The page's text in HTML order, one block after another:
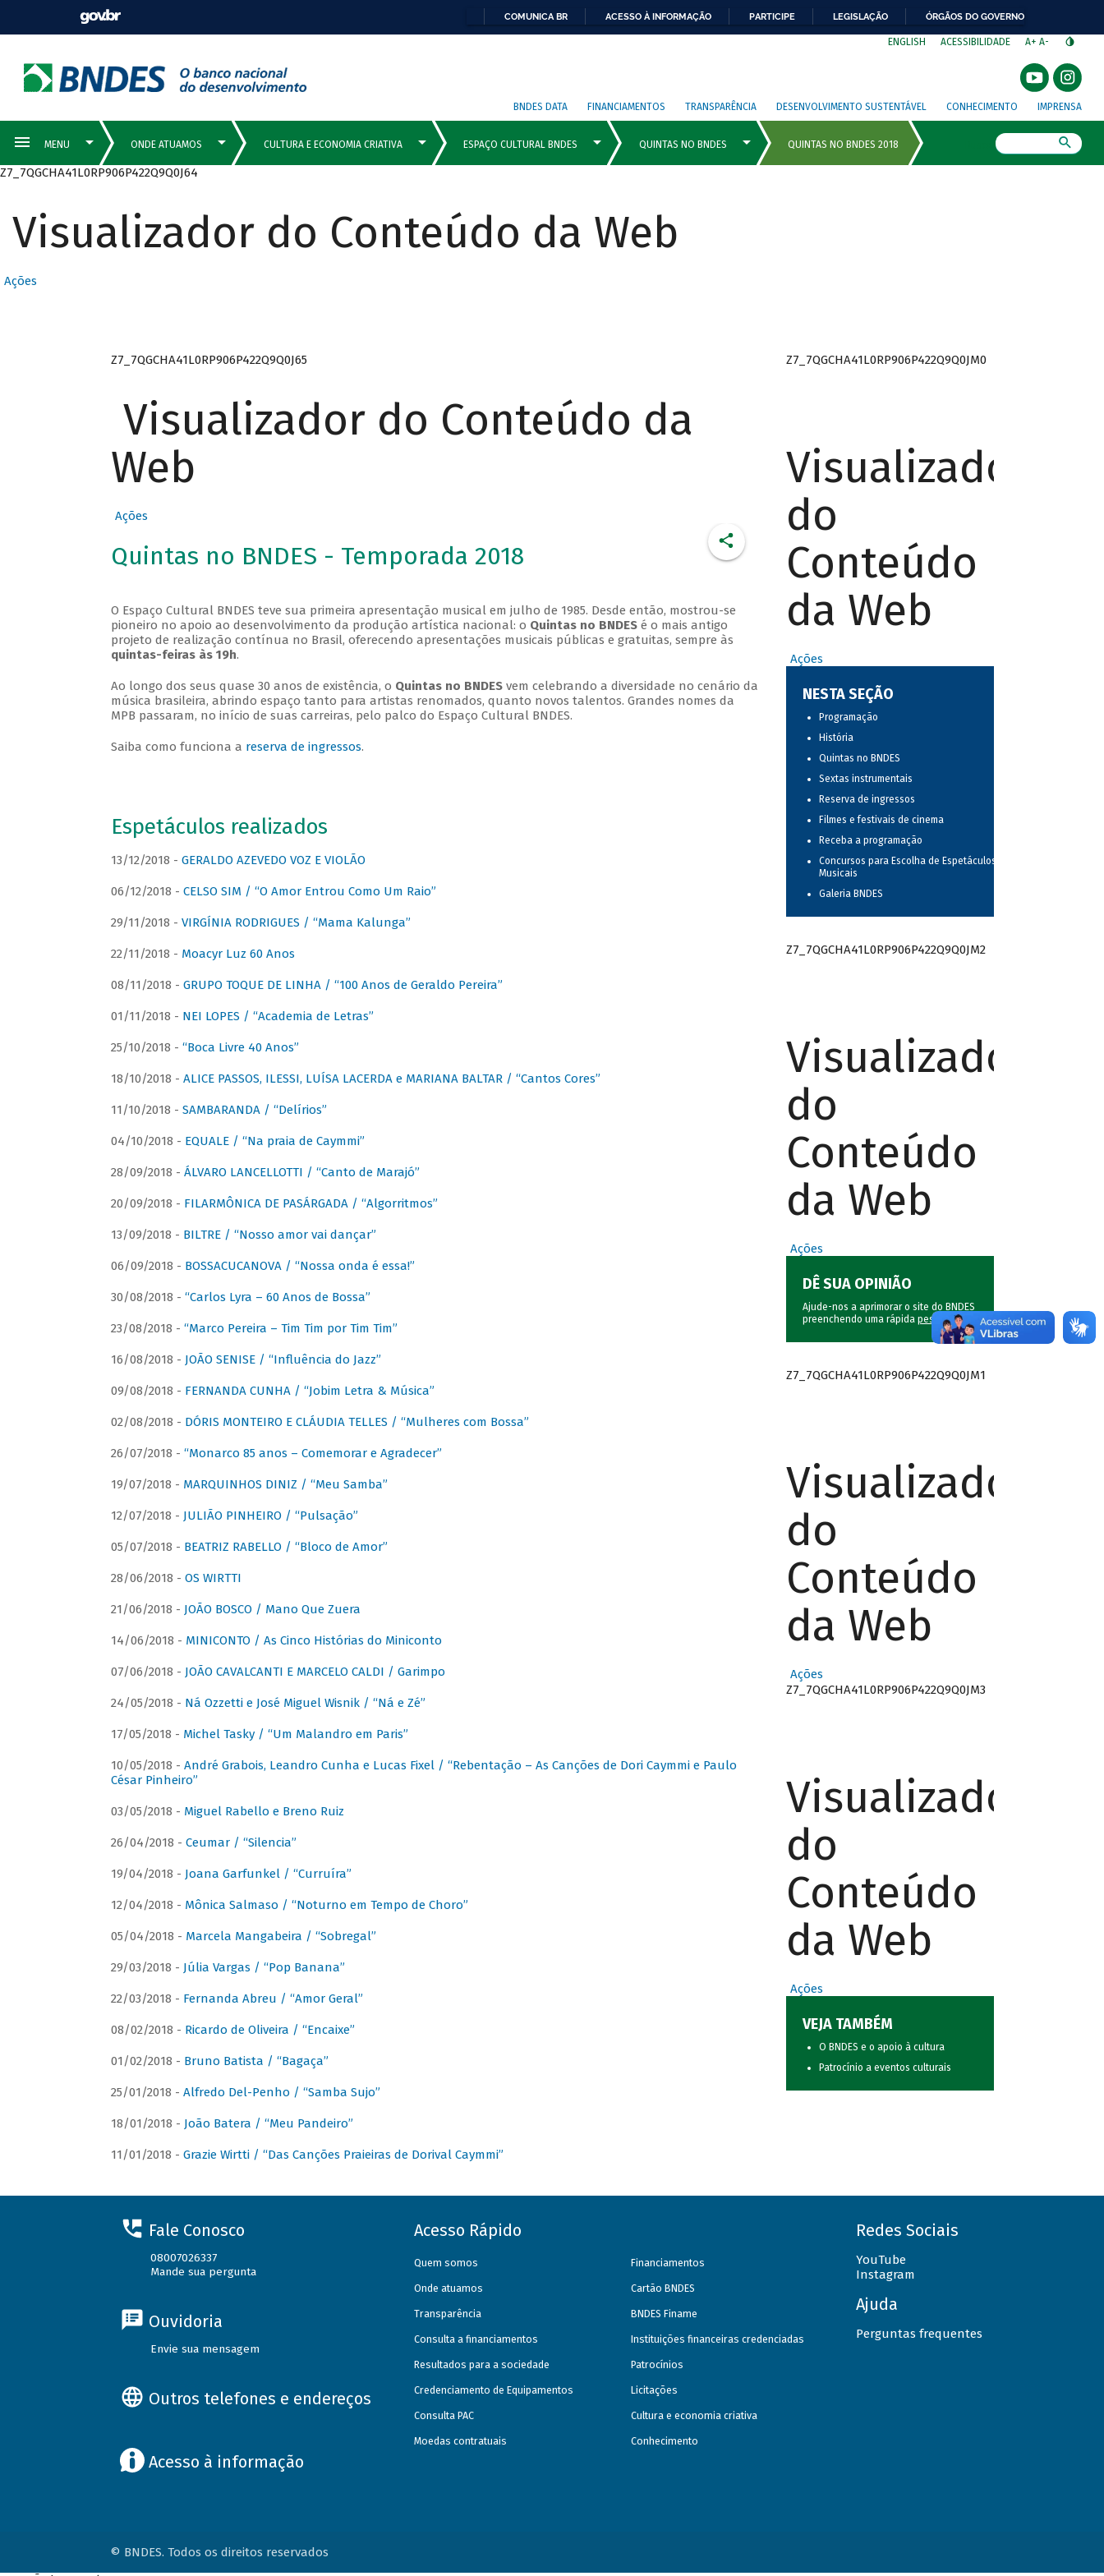
COMUNICA BR ACESSO À INFORMAÇÃO PARTICIPE LEGISLAÇÃO ÓRGÃOS DO GOVERNO
ENGLISH ACESSIBILIDADE A+ A-
BNDES DATA FINANCIAMENTOS TRANSPARÊNCIA DESENVOLVIMENTO SUSTENTÁVEL CONHECIMENTO IMPRENSA
Z7_7QGCHA41L0RP906P422Q9Q0J64
Visualizador do Conteúdo da Web
Ações
Z7_7QGCHA41L0RP906P422Q9Q0J65
Visualizador do Conteúdo da
Web
Ações
Quintas no BNDES - Temporada 2018
O Espaço Cultural BNDES teve sua primeira apresentação musical em julho de 1985. Desde então, mostrou-se
pioneiro no apoio ao desenvolvimento da produção artística nacional: o Quintas no BNDESé o mais antigo
projeto de realização contínua no Brasil, oferecendo apresentações musicais públicas e gratuitas, sempre às
quintas-feiras às 19h.
Ao longo dos seus quase 30 anos de existência, o Quintas no BNDESvem celebrando a diversidade no cenário da
música brasileira, abrindo espaço tanto para artistas renomados, quanto novos talentos. Grandes nomes da
MPB passaram, no início de suas carreiras, pelo palco do Espaço Cultural BNDES.
Saiba como funciona a reserva de ingressos.
Espetáculos realizados
13/12/2018 - GERALDO AZEVEDO VOZ E VIOLÃO
06/12/2018 - CELSO SIM / “O Amor Entrou Como Um Raio”
29/11/2018 - VIRGÍNIA RODRIGUES / “Mama Kalunga”
22/11/2018 - Moacyr Luz 60 Anos
08/11/2018 - GRUPO TOQUE DE LINHA / “100 Anos de Geraldo Pereira”
01/11/2018 - NEI LOPES / “Academia de Letras”
25/10/2018 - “Boca Livre 40 Anos”
18/10/2018 - ALICE PASSOS, ILESSI, LUÍSA LACERDA e MARIANA BALTAR / “Cantos Cores”
11/10/2018 - SAMBARANDA / “Delírios”
04/10/2018 - EQUALE / “Na praia de Caymmi”
28/09/2018 - ÁLVARO LANCELLOTTI / “Canto de Marajó”
20/09/2018 - FILARMÔNICA DE PASÁRGADA / “Algorritmos”
13/09/2018 - BILTRE / “Nosso amor vai dançar”
06/09/2018 - BOSSACUCANOVA / “Nossa onda é essa!”
30/08/2018 - “Carlos Lyra – 60 Anos de Bossa”
23/08/2018 - “Marco Pereira – Tim Tim por Tim Tim”
16/08/2018 - JOÃO SENISE / “Influência do Jazz”
09/08/2018 - FERNANDA CUNHA / “Jobim Letra & Música”
02/08/2018 - DÓRIS MONTEIRO E CLÁUDIA TELLES / “Mulheres com Bossa”
26/07/2018 - “Monarco 85 anos – Comemorar e Agradecer”
19/07/2018 - MARQUINHOS DINIZ / “Meu Samba”
12/07/2018 - JULIÃO PINHEIRO / “Pulsação”
05/07/2018 - BEATRIZ RABELLO / “Bloco de Amor”
28/06/2018 - OS WIRTTI
21/06/2018 - JOÃO BOSCO / Mano Que Zuera
14/06/2018 - MINICONTO / As Cinco Histórias do Miniconto
07/06/2018 - JOÃO CAVALCANTI E MARCELO CALDI / Garimpo
24/05/2018 - Ná Ozzetti e José Miguel Wisnik / “Ná e Zé”
17/05/2018 - Michel Tasky / “Um Malandro em Paris”
10/05/2018 - André Grabois, Leandro Cunha e Lucas Fixel / “Rebentação – As Canções de Dori Caymmi e Paulo
César Pinheiro”
03/05/2018 - Miguel Rabello e Breno Ruiz
26/04/2018 - Ceumar / “Silencia”
19/04/2018 - Joana Garfunkel / “Curruíra”
12/04/2018 - Mônica Salmaso / “Noturno em Tempo de Choro”
05/04/2018 - Marcela Mangabeira / “Sobregal”
29/03/2018 - Júlia Vargas / “Pop Banana”
22/03/2018 - Fernanda Abreu / “Amor Geral”
08/02/2018 - Ricardo de Oliveira / “Encaixe”
01/02/2018 - Bruno Batista / “Bagaça”
25/01/2018 - Alfredo Del-Penho / “Samba Sujo”
18/01/2018 - João Batera / “Meu Pandeiro”
11/01/2018 - Grazie Wirtti / “Das Canções Praieiras de Dorival Caymmi”
Z7_7QGCHA41L0RP906P422Q9Q0JM0
Visualizador
do
Conteúdo
da Web
Ações
NESTA SEÇÃO
Programação
História
Quintas no BNDES
Sextas instrumentais
Reserva de ingressos
Filmes e festivais de cinema
Receba a programação
Concursos para Escolha de Espetáculos
Musicais
Galeria BNDES
Z7_7QGCHA41L0RP906P422Q9Q0JM2
Visualizador
do
Conteúdo
da Web
Ações
DÊ SUA OPINIÃO
Ajude-nos a aprimorar o site do BNDES
preenchendo uma rápida pesquisa.
Z7_7QGCHA41L0RP906P422Q9Q0JM1
Visualizador
do
Conteúdo
da Web
Ações
Z7_7QGCHA41L0RP906P422Q9Q0JM3
Visualizador
do
Conteúdo
da Web
Ações
VEJA TAMBÉM
O BNDES e o apoio à cultura
Patrocínio a eventos culturais
Fale Conosco
08007026337
Mande sua pergunta
Ouvidoria
Envie sua mensagem
Outros telefones e endereços
Acesso à informação
Acesso Rápido
Quem somos
Onde atuamos
Transparência
Consulta a financiamentos
Resultados para a sociedade
Credenciamento de Equipamentos
Consulta PAC
Moedas contratuais
Financiamentos
Cartão BNDES
BNDES Finame
Instituições financeiras credenciadas
Patrocínios
Licitações
Cultura e economia criativa
Conhecimento
Redes Sociais
YouTube
Instagram
Ajuda
Perguntas frequentes
© BNDES. Todos os direitos reservados